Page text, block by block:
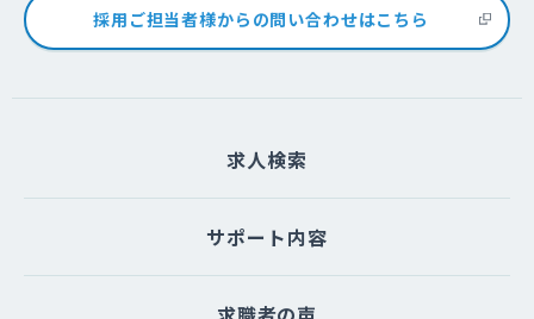
採用ご担当者様からの問い合わせはこちら
求人検索
サポート内容